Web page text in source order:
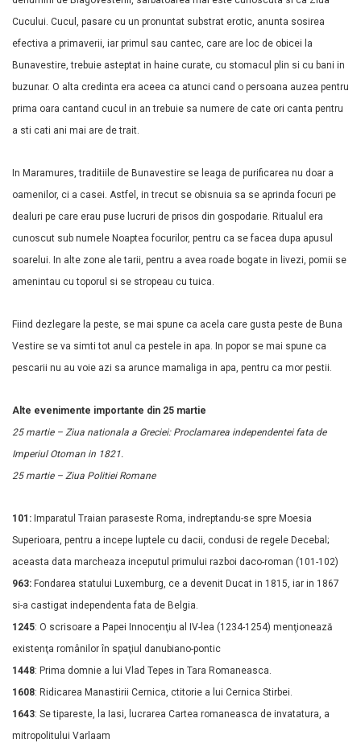
Cucului. Cucul, pasare cu un pronuntat substrat erotic, anunta sosirea
efectiva a primaverii, iar primul sau cantec, care are loc de obicei la
Bunavestire, trebuie asteptat in haine curate, cu stomacul plin si cu bani in
buzunar. O alta credinta era aceea ca atunci cand o persoana auzea pentru
prima oara cantand cucul in an trebuie sa numere de cate ori canta pentru
a sti cati ani mai are de trait.
In Maramures, traditiile de Bunavestire se leaga de purificarea nu doar a
oamenilor, ci a casei. Astfel, in trecut se obisnuia sa se aprinda focuri pe
dealuri pe care erau puse lucruri de prisos din gospodarie. Ritualul era
cunoscut sub numele Noaptea focurilor, pentru ca se facea dupa apusul
soarelui. In alte zone ale tarii, pentru a avea roade bogate in livezi, pomii se
amenintau cu toporul si se stropeau cu tuica.
Fiind dezlegare la peste, se mai spune ca acela care gusta peste de Buna
Vestire se va simti tot anul ca pestele in apa. In popor se mai spune ca
pescarii nu au voie azi sa arunce mamaliga in apa, pentru ca mor pestii.
Alte evenimente importante din 25 martie
25 martie – Ziua nationala a Greciei: Proclamarea independentei fata de
Imperiul Otoman in 1821.
25 martie – Ziua Politiei Romane
101: Imparatul Traian paraseste Roma, indreptandu-se spre Moesia
Superioara, pentru a incepe luptele cu dacii, condusi de regele Decebal;
aceasta data marcheaza inceputul primului razboi daco-roman (101-102)
963: Fondarea statului Luxemburg, ce a devenit Ducat in 1815, iar in 1867
si-a castigat independenta fata de Belgia.
1245: O scrisoare a Papei Innocenţiu al IV-lea (1234-1254) menţionează
existenţa românilor în spaţiul danubiano-pontic
1448: Prima domnie a lui Vlad Tepes in Tara Romaneasca.
1608: Ridicarea Manastirii Cernica, ctitorie a lui Cernica Stirbei.
1643: Se tipareste, la Iasi, lucrarea Cartea romaneasca de invatatura, a
mitropolitului Varlaam